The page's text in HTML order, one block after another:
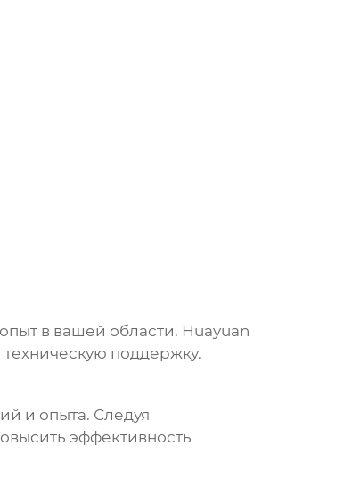
в вашей области. Huayuan
поддержку.
и опыта. Следуя
эффективность